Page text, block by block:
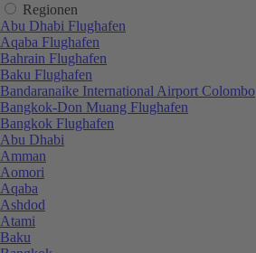
Regionen
Abu Dhabi Flughafen
Aqaba Flughafen
Bahrain Flughafen
Baku Flughafen
Bandaranaike International Airport Colombo
Bangkok-Don Muang Flughafen
Bangkok Flughafen
Abu Dhabi
Amman
Aomori
Aqaba
Ashdod
Atami
Baku